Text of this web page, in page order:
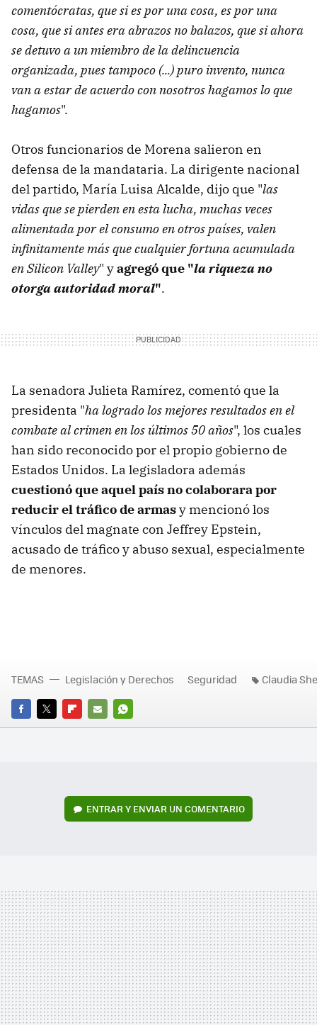
comentócratas, que si es por una cosa, es por una
cosa, que si antes era abrazos no balazos, que si ahora
se detuvo a un miembro de la delincuencia
organizada, pues tampoco (...) puro invento, nunca
van a estar de acuerdo con nosotros hagamos lo que
hagamos".
Otros funcionarios de Morena salieron en
defensa de la mandataria. La dirigente nacional
del partido, María Luisa Alcalde, dijo que "las
vidas que se pierden en esta lucha, muchas veces
alimentada por el consumo en otros países, valen
infinitamente más que cualquier fortuna acumulada
en Silicon Valley" yagregó que "la riqueza no
otorga autoridad moral".
La senadora Julieta Ramírez, comentó que la
presidenta "ha logrado los mejores resultados en el
combate al crimen en los últimos 50 años", los cuales
han sido reconocido por el propio gobierno de
Estados Unidos. La legisladora además
cuestionó que aquel país no colaborara por
reducir el tráfico de armasy mencionó los
vínculos del magnate con Jeffrey Epstein,
acusado de tráfico y abuso sexual, especialmente
de menores.
FACEBOOK
TWITTERFLIPBOARD
E-
WHATSAPP
TEMAS Legislación y Derechos Seguridad Claudia
ENTRAR Y ENVIAR UN COMENTARIO